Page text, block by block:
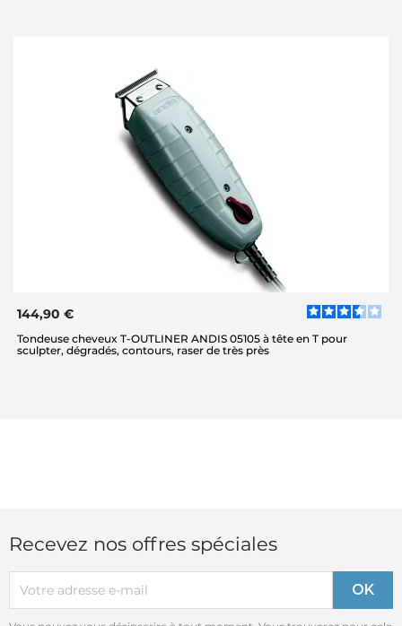
144,90 €
Tondeuse cheveux T-OUTLINER ANDIS 05105 à tête en T pour
sculpter, dégradés, contours, raser de très près
Recevez nos offres spéciales